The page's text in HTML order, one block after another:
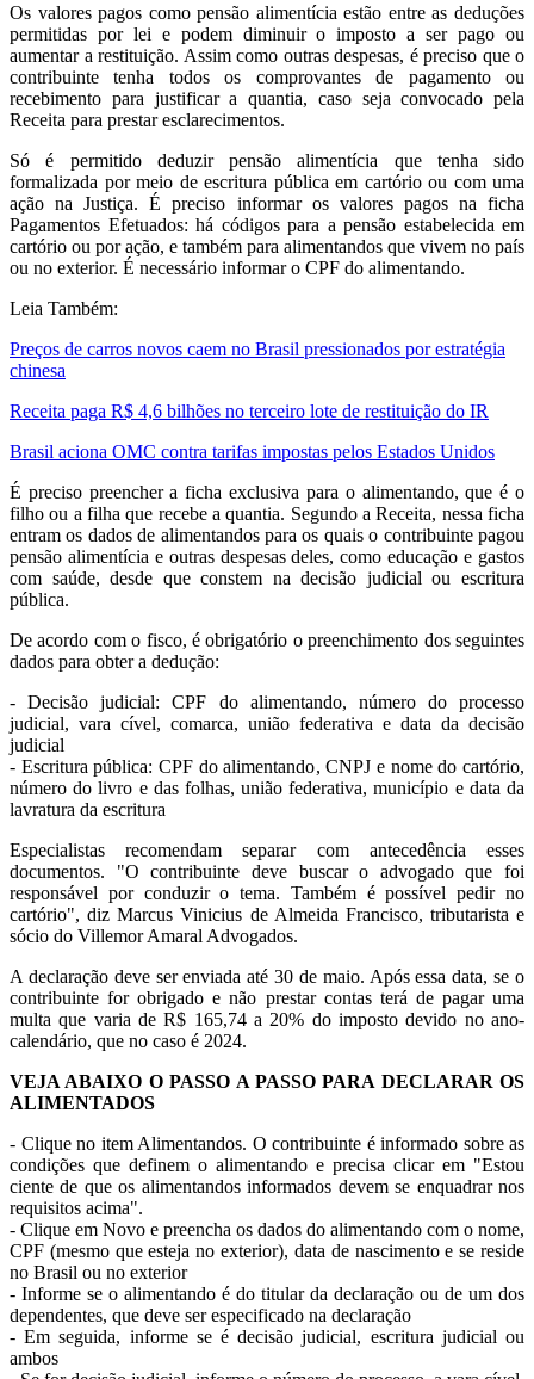
Os valores pagos como pensão alimentícia estão entre as deduções
permitidas por lei e podem diminuir o imposto a ser pago ou
aumentar a restituição. Assim como outras despesas, é preciso que o
contribuinte tenha todos os comprovantes de pagamento ou
recebimento para justificar a quantia, caso seja convocado pela
Receita para prestar esclarecimentos.
Só é permitido deduzir pensão alimentícia que tenha sido
formalizada por meio de escritura pública em cartório ou com uma
ação na Justiça. É preciso informar os valores pagos na ficha
Pagamentos Efetuados: há códigos para a pensão estabelecida em
cartório ou por ação, e também para alimentandos que vivem no país
ou no exterior. É necessário informar o CPF do alimentando.
Leia Também:
Preços de carros novos caem no Brasil pressionados por estratégia
chinesa
Receita paga R$ 4,6 bilhões no terceiro lote de restituição do IR
Brasil aciona OMC contra tarifas impostas pelos Estados Unidos
É preciso preencher a ficha exclusiva para o alimentando, que é o
filho ou a filha que recebe a quantia. Segundo a Receita, nessa ficha
entram os dados de alimentandos para os quais o contribuinte pagou
pensão alimentícia e outras despesas deles, como educação e gastos
com saúde, desde que constem na decisão judicial ou escritura
pública.
De acordo com o fisco, é obrigatório o preenchimento dos seguintes
dados para obter a dedução:
- Decisão judicial: CPF do alimentando, número do processo
judicial, vara cível, comarca, união federativa e data da decisão
judicial
- Escritura pública: CPF do alimentando, CNPJ e nome do cartório,
número do livro e das folhas, união federativa, município e data da
lavratura da escritura
Especialistas recomendam separar com antecedência esses
documentos. "O contribuinte deve buscar o advogado que foi
responsável por conduzir o tema. Também é possível pedir no
cartório", diz Marcus Vinicius de Almeida Francisco, tributarista e
sócio do Villemor Amaral Advogados.
A declaração deve ser enviada até 30 de maio. Após essa data, se o
contribuinte for obrigado e não prestar contas terá de pagar uma
multa que varia de R$ 165,74 a 20% do imposto devido no ano-
calendário, que no caso é 2024.
VEJA ABAIXO O PASSO A PASSO PARA DECLARAR OS
ALIMENTADOS
- Clique no item Alimentandos. O contribuinte é informado sobre as
condições que definem o alimentando e precisa clicar em "Estou
ciente de que os alimentandos informados devem se enquadrar nos
requisitos acima".
- Clique em Novo e preencha os dados do alimentando com o nome,
CPF (mesmo que esteja no exterior), data de nascimento e se reside
no Brasil ou no exterior
- Informe se o alimentando é do titular da declaração ou de um dos
dependentes, que deve ser especificado na declaração
- Em seguida, informe se é decisão judicial, escritura judicial ou
ambos